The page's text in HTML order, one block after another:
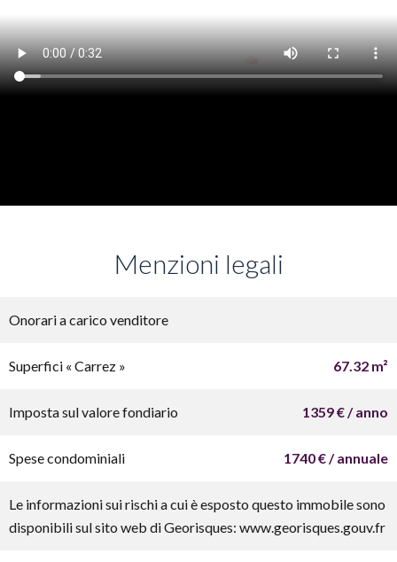
Menzioni legali
Onorari a carico venditore
Superfici « Carrez » 67.32 m²
Imposta sul valore fondiario 1359 € / anno
Spese condominiali 1740 € / annuale
Le informazioni sui rischi a cui è esposto questo immobile sono
disponibili sul sito web di Georisques: www.georisques.gouv.fr